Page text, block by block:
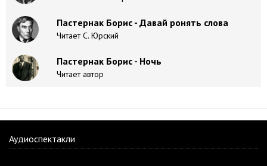
Пастернак Борис - Давай ронять слова
Читает С. Юрский
Пастернак Борис - Ночь
Читает автор
Аудиоспектакли